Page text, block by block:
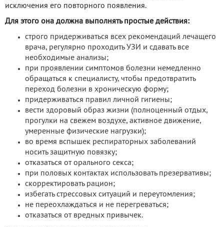
исключения его повторного появления.
Для этого она должна выполнять простые действия:
строго придерживаться всех рекомендаций лечащего
врача, регулярно проходить УЗИ и сдавать все
необходимые анализы;
при проявлении симптомов болезни немедленно
обращаться к специалисту, чтобы предотвратить
переход болезни в хроническую форму;
придерживаться правил личной гигиены;
вести здоровый образ жизни (полноценный отдых,
прогулки на свежем воздухе, активное движение,
умеренные физические нагрузки);
во время вспышек респираторных заболеваний
носить защитную повязку;
отказаться от орального секса;
при половых контактах использовать презервативы;
скорректировать рацион;
избегать стрессовых ситуаций и переутомления;
не переохлаждаться и не перегреваться;
отказаться от вредных привычек.